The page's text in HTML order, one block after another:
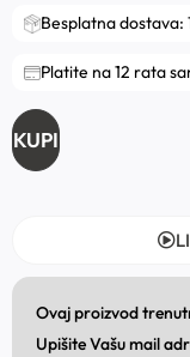
Besplatna dostava:
Platite na 12 rata
KUPI
Ovaj proizvod
Upišite Vašu mail